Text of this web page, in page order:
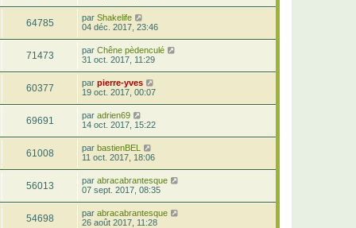
64785 par Shakelife
04 déc. 2017, 23:46
71473 par Chêne pèdenculé
31 oct. 2017, 11:29
60377 par pierre-yves
19 oct. 2017, 00:07
69691 par adrien69
14 oct. 2017, 15:22
61008 par bastienBEL
11 oct. 2017, 18:06
56013 par abracabrantesque
07 sept. 2017, 08:35
54698 par abracabrantesque
26 août 2017, 11:28